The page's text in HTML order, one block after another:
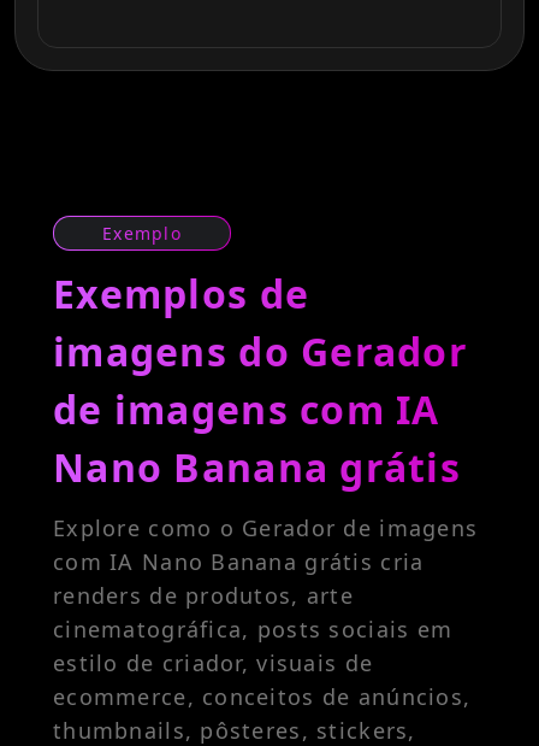
Exemplo
Exemplos de
imagens do Gerador
de imagens com IA
Nano Banana grátis
Explore como o Gerador de imagens
com IA Nano Banana grátis cria
renders de produtos, arte
cinematográfica, posts sociais em
estilo de criador, visuais de
ecommerce, conceitos de anúncios,
thumbnails, pôsteres, stickers,